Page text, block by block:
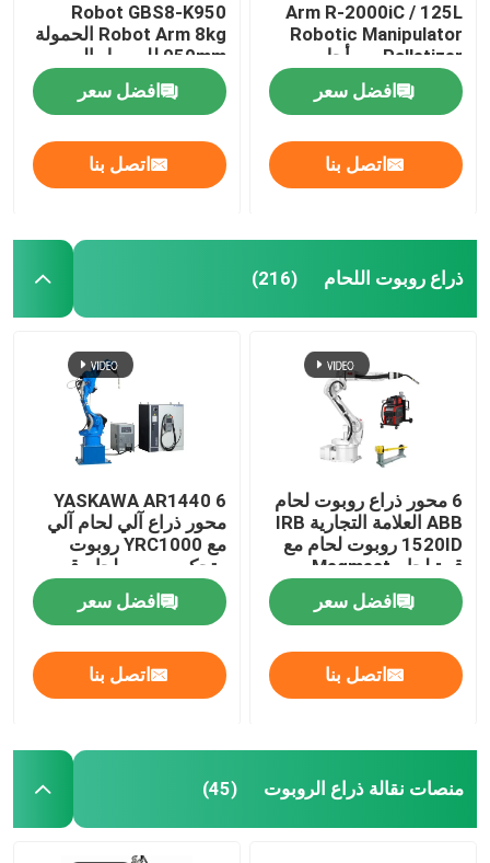
روبوت بشري
اليد المهارة
Arm R-2000iC / 125L
Robotic Manipulator
Palletizer من أجل
منصات نقالة
افضل سعر
اتصل بنا
Robot GBS8-K950
Robot Arm 8kg الحمولة
950mm للوصول إلى
معالجة طلاء التجميع
افضل سعر
اتصل بنا
ذراع روبوت اللحام (216)
6 محور ذراع روبوت لحام
ABB العلامة التجارية IRB
1520ID روبوت لحام مع
قوة لحام Megmeet
ومحدد
افضل سعر
اتصل بنا
YASKAWA AR1440 6
محور ذراع آلي لحام آلي
مع YRC1000 روبوت
متحكم روبوت لحام قوس
افضل سعر
اتصل بنا
منصات نقالة ذراع الروبوت (45)